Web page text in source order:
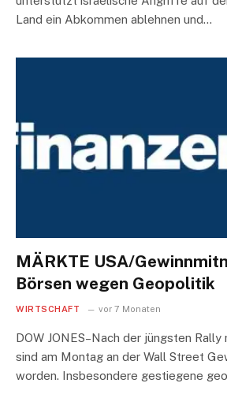
Land ein Abkommen ablehnen und…
MÄRKTE USA/
Börsen wegen Geopolitik
WIRTSCHAFT vor 7 Monaten
DOW JONES–Nach der jüngsten
sind am Montag an der Wall Street
worden. Insbesondere gestiegene